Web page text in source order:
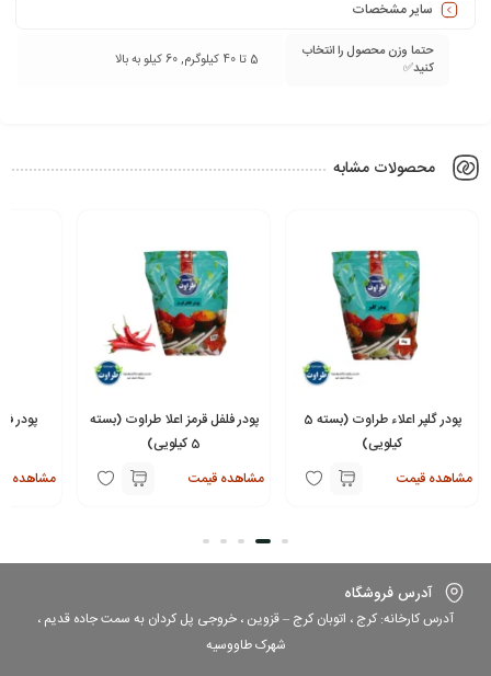
سایر مشخصات
حتما وزن محصول را انتخاب
کنید✅
5 تا 40 کیلوگرم, 60 کیلو به بالا
محصولات مشابه
پودر گلپر اعلاء طراوت (بسته 5
کیلویی)
مشاهده قیمت
پودر فلفل قرمز اعلا طراوت (بسته
5 کیلویی)
مشاهده قیمت
پودر
مشاهده
آدرس فروشگاه
آدرس کارخانه: کرج ، اتوبان کرج – قزوین ، خروجی پل کردان به سمت جاده قدیم ،
شهرک طاووسیه